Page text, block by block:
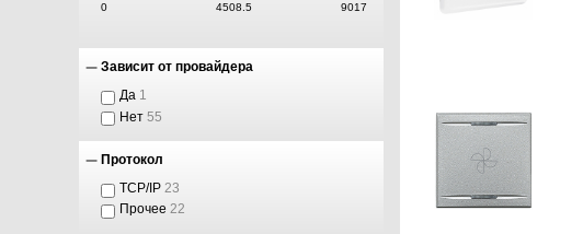
0 4508.5 9017
Зависит от провайдера
Да 1
Нет 55
Протокол
TCP/IP 23
Прочее 22